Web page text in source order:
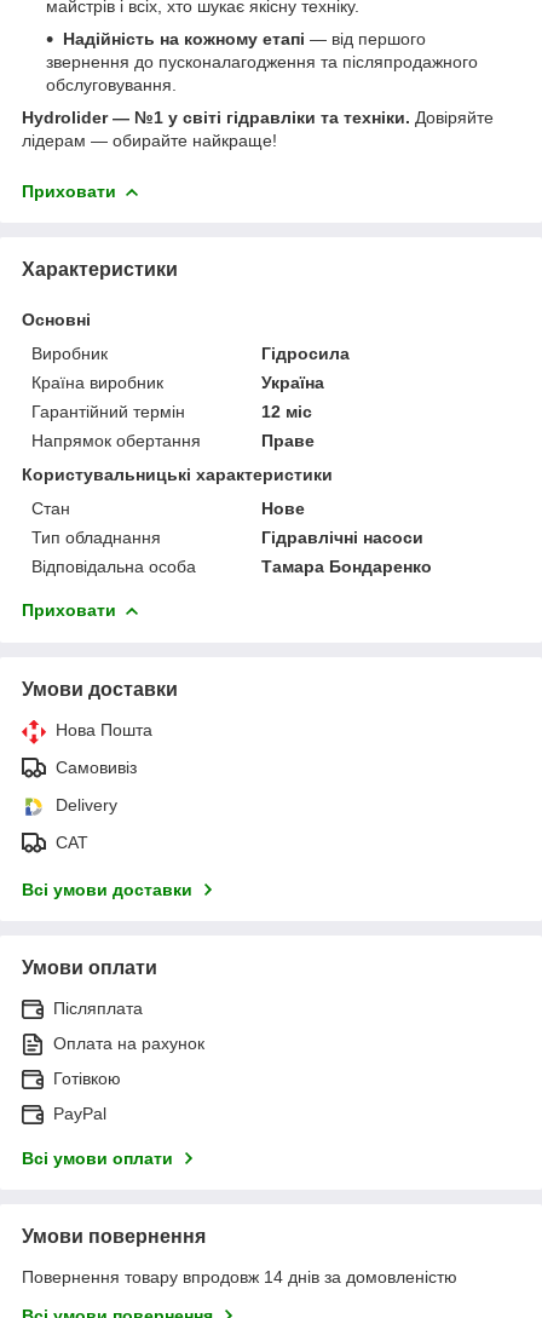
майстрів і всіх, хто шукає якісну техніку.
Надійність на кожному етапі — від першого
звернення до пусконалагодження та післяпродажного
обслуговування.
Hydrolider — №1 у світі гідравліки та техніки. Довіряйте
лідерам — обирайте найкраще!
Приховати
Характеристики
Основні
Виробник
Гідросила
Країна виробник
Україна
Гарантійний термін
12 міс
Напрямок обертання
Праве
Користувальницькі характеристики
Стан
Нове
Тип обладнання
Гідравлічні насоси
Відповідальна особа
Тамара Бондаренко
Приховати
Умови доставки
Нова Пошта
Самовивіз
Delivery
САТ
Всі умови доставки
Умови оплати
Післяплата
Оплата на рахунок
Готівкою
PayPal
Всі умови оплати
Умови повернення
Повернення товару впродовж 14 днів за домовленістю